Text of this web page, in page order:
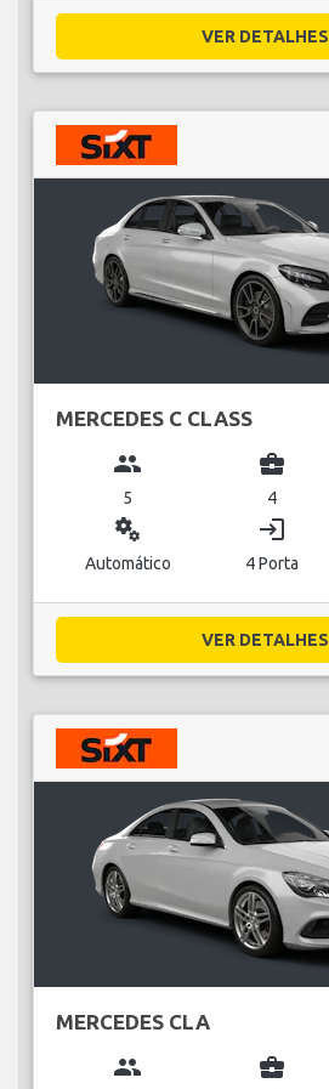
VER
MERCEDES C CLASS
group
5
business_center
4
miscellaneous_services
Automático
login
4 Porta
VER
MERCEDES CLA
group business_center